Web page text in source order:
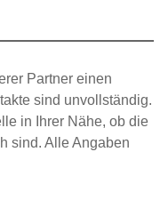
Partner einen
sind unvollständig.
in Ihrer Nähe, ob die
sind. Alle Angaben